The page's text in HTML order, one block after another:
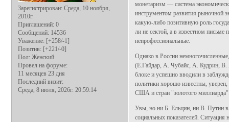
Зарегистрирован: Среда, 10 ноября,
2010г.
Приглашений: 0
Сообщений: 14536
Уважение: [+258/-1]
Позитив: [+221/-0]
Пол: Женский
Провел на форуме:
11 месяцев 23 дня
Последний визит:
Среда, 8 июля, 2026г. 20:59:14
монетаризм — система
инструментом развития рыночной
какую-либо позитивную роль
ли не сектой, а в известном письме
непрофессиональные.
Однако в России
(Е.Гайдар, А. Чубайс, А. Кудрин, В.
блоке и успешно вводили в
политики хорошо известны,
США и стран "золотого
Увы, но ни Б. Ельцин, ни В. Путин в
социальных показателей. Ситуация